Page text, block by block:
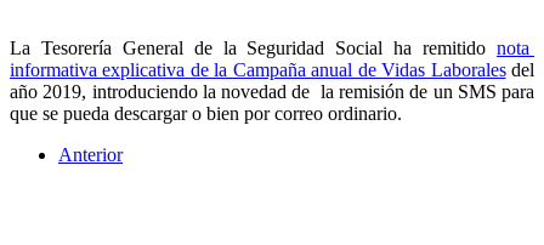
La Tesorería General de la Seguridad Social ha remitido nota
informativa explicativa de la Campaña anual de Vidas Laboralesdel
año 2019, introduciendo la novedad de la remisión de un SMS para
que se pueda descargar o bien por correo ordinario.
Anterior